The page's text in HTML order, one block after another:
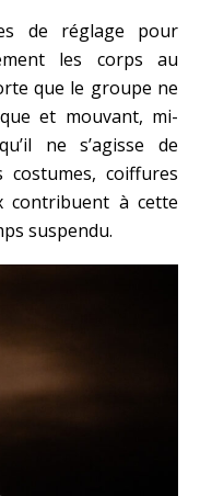
de réglage pour
les corps au
que le groupe ne
et mouvant, mi-
ne s’agisse de
costumes, coiffures
contribuent à cette
suspendu.